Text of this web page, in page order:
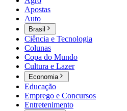
Apostas
Auto
Brasil
Ciência e Tecnologia
Colunas
Copa do Mundo
Cultura e Lazer
Economia
Educação
Emprego e Concursos
Entretenimento